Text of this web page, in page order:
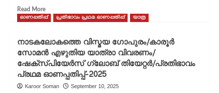
ഓണപ്പതിപ്പ്-2025
Read MoreRead
more
പൂ/
അശ്വതി
അശോകൻ
എഴുതിയ
ഓണപ്പതിപ്പ് പ്രതിഭാവം പ്രഥമ ഓണപ്പതിപ്പ് യാത്ര
നാടകലോകത്തെ വിസ്മയ ഗോപുരം/കാരൂർ
സോമൻ എഴുതിയ യാത്രാ വിവരണം/
ഷേക്‌സ്പിയേർസ് ഗ്ലോബ് തിയേറ്റർ/പ്രതിഭാവം
പ്രഥമ ഓണപ്പതിപ്പ്-2025
Karoor Soman September 10, 2025